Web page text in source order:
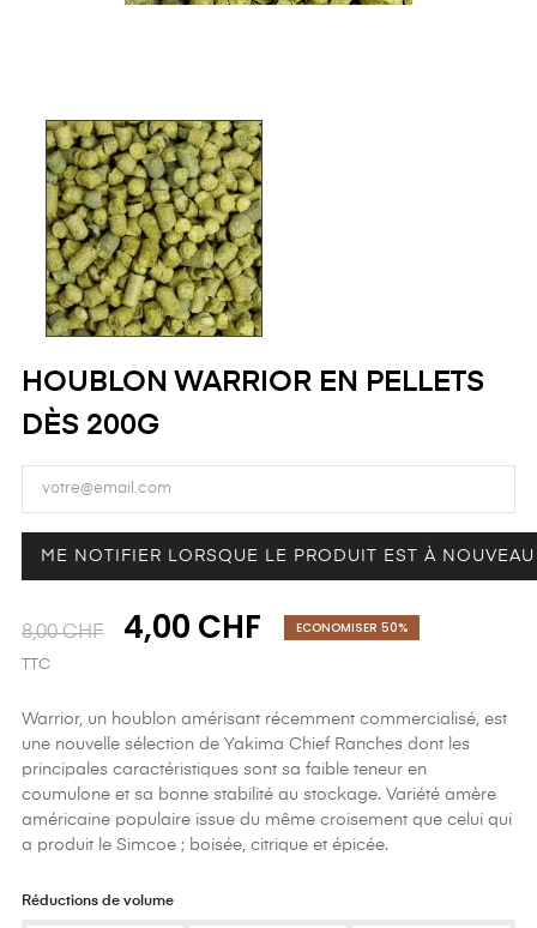
HOUBLON WARRIOR EN PELLETS
DÈS 200G
ME NOTIFIER LORSQUE LE PRODUIT EST À
8,00 CHF 4,00 CHF ECONOMISER 50%
TTC
Warrior, un houblon amérisant récemment commercialisé, est
une nouvelle sélection de Yakima Chief Ranches dont les
principales caractéristiques sont sa faible teneur en
coumulone et sa bonne stabilité au stockage. Variété amère
américaine populaire issue du même croisement que celui qui
a produit le Simcoe ; boisée, citrique et épicée.
Réductions de volume